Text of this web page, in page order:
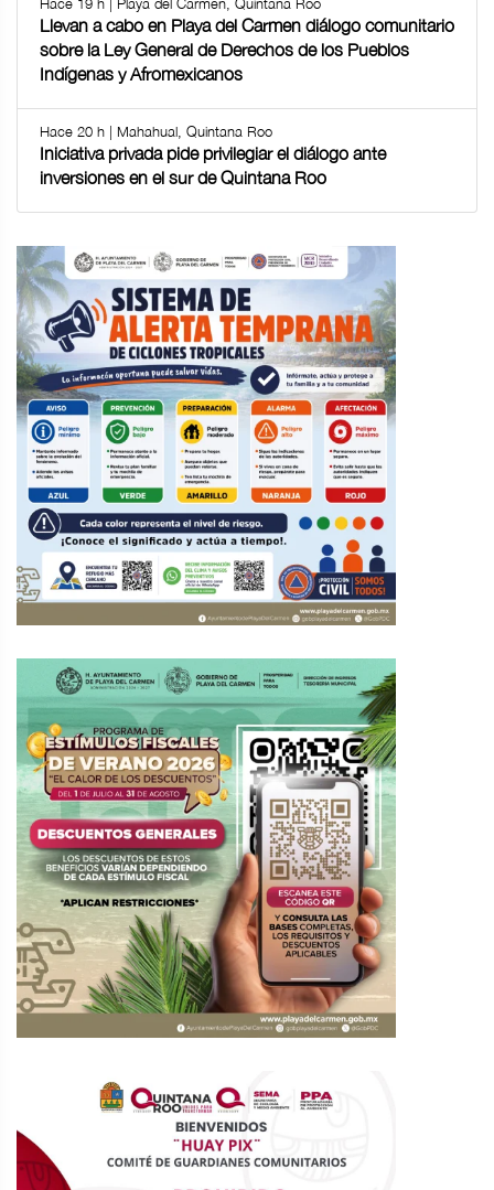
Hace 19 h | Playa del Carmen, Quintana Roo
Llevan a cabo en Playa del Carmen diálogo comunitario
sobre la Ley General de Derechos de los Pueblos
Indígenas y Afromexicanos
Hace 20 h | Mahahual, Quintana Roo
Iniciativa privada pide privilegiar el diálogo ante
inversiones en el sur de Quintana Roo